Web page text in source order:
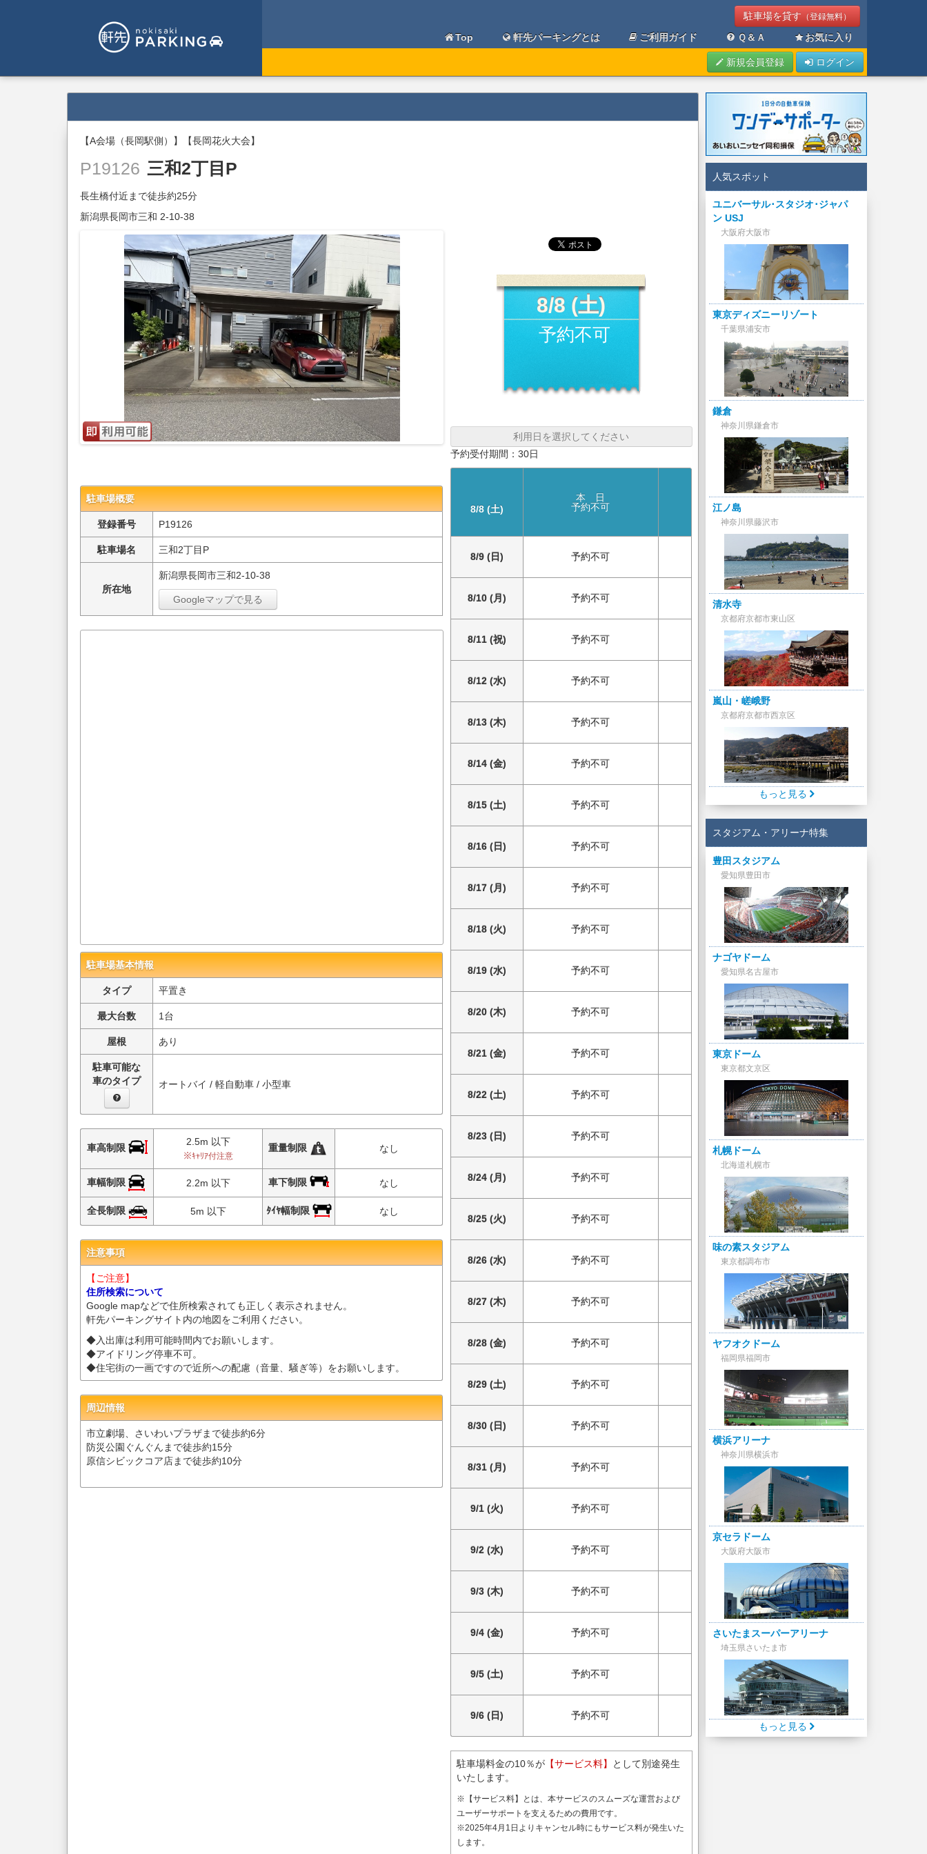
駐車場を貸す （登録無料）
Top 軒先パーキングとは ご利用ガイド Ｑ＆Ａ お気に入り
新規会員登録 ログイン
【A会場（長岡駅側）】【長岡花火大会】
P19126 三和2丁目P
長生橋付近まで徒歩約25分
新潟県長岡市三和 2-10-38
駐車場概要
登録番号 P19126
駐車場名 三和2丁目P
所在地
新潟県長岡市三和2-10-38
Googleマップで見る
駐車場基本情報
タイプ 平置き
最大台数 1台
屋根 あり
駐車可能な
車のタイプ
オートバイ / 軽自動車 / 小型車
車高制限
2.5m 以下
※ｷｬﾘｱ付注意
重量制限 なし
車幅制限 2.2m 以下 車下制限 なし
全長制限 5m 以下 ﾀｲﾔ幅制限 なし
注意事項
【ご注意】
住所検索について
Google mapなどで住所検索されても正しく表示されません。
軒先パーキングサイト内の地図をご利用ください。
◆入出庫は利用可能時間内でお願いします。
◆アイドリング停車不可。
◆住宅街の一画ですので近所への配慮（音量、騒ぎ等）をお願いします。
周辺情報
市立劇場、さいわいプラザまで徒歩約6分
防災公園ぐんぐんまで徒歩約15分
原信シビックコア店まで徒歩約10分
8/8 (土)
予約不可
利用日を選択してください
予約受付期間：30日
8/8 (土)
本 日
予約不可
8/9 (日) 予約不可
8/10 (月) 予約不可
8/11 (祝) 予約不可
8/12 (水) 予約不可
8/13 (木) 予約不可
8/14 (金) 予約不可
8/15 (土) 予約不可
8/16 (日) 予約不可
8/17 (月) 予約不可
8/18 (火) 予約不可
8/19 (水) 予約不可
8/20 (木) 予約不可
8/21 (金) 予約不可
8/22 (土) 予約不可
8/23 (日) 予約不可
8/24 (月) 予約不可
8/25 (火) 予約不可
8/26 (水) 予約不可
8/27 (木) 予約不可
8/28 (金) 予約不可
8/29 (土) 予約不可
8/30 (日) 予約不可
8/31 (月) 予約不可
9/1 (火) 予約不可
9/2 (水) 予約不可
9/3 (木) 予約不可
9/4 (金) 予約不可
9/5 (土) 予約不可
9/6 (日) 予約不可
駐車場料金の10％が【サービス料】
として別途発生
いたします。
※【サービス料】とは、本サービスのスムーズな運営および
ユーザーサポートを支えるための費用です。
※2025年4月1日よりキャンセル時にもサービス料が発生いた
します。
人気スポット
ユニバーサル･スタジオ･ジャパ
ン USJ
大阪府大阪市
東京ディズニーリゾート
千葉県浦安市
鎌倉
神奈川県鎌倉市
江ノ島
神奈川県藤沢市
清水寺
京都府京都市東山区
嵐山・嵯峨野
京都府京都市西京区
もっと見る
スタジアム・アリーナ特集
豊田スタジアム
愛知県豊田市
ナゴヤドーム
愛知県名古屋市
東京ドーム
東京都文京区
札幌ドーム
北海道札幌市
味の素スタジアム
東京都調布市
ヤフオクドーム
福岡県福岡市
横浜アリーナ
神奈川県横浜市
京セラドーム
大阪府大阪市
さいたまスーパーアリーナ
埼玉県さいたま市
もっと見る